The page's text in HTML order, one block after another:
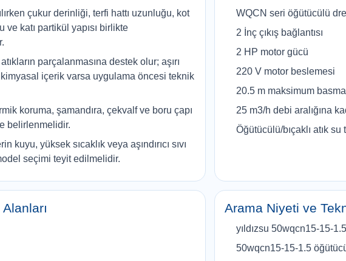
çukur derinliği, terfi hattı uzunluğu, kot
ve katı partikül yapısı birlikte
parçalanmasına destek olur; aşırı
içerik varsa uygulama öncesi teknik
koruma, şamandıra, çekvalf ve boru çapı
belirlenmelidir.
kuyu, yüksek sıcaklık veya aşındırıcı sıvı
seçimi teyit edilmelidir.
WQCN seri öğütücülü
2 İnç çıkış bağlantısı
2 HP motor gücü
220 V motor beslemesi
20.5 m maksimum
25 m3/h debi aralığına
Öğütücülü/bıçaklı atık su
Arama Niyeti ve
yıldızsu 50wqcn15-15-1.5
50wqcn15-15-1.5